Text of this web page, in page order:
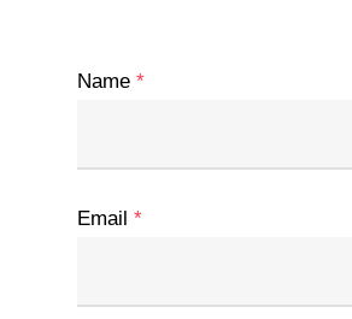
Name *
Email *